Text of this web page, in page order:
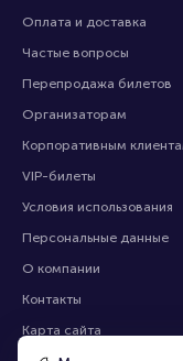
Оплата и доставка
Частые вопросы
Перепродажа билетов
Организаторам
Корпоративным
VIP-билеты
Условия использования
Персональные данные
О компании
Контакты
Карта сайта